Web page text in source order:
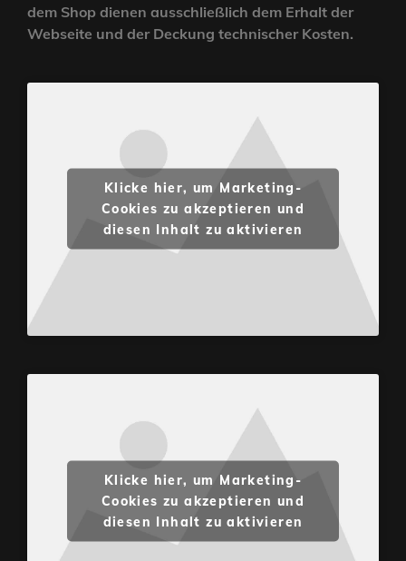
dem Shop dienen ausschließlich dem Erhalt der
Webseite und der Deckung technischer Kosten.
Klicke hier, um Marketing-
Cookies zu akzeptieren und
diesen Inhalt zu aktivieren
Klicke hier, um Marketing-
Cookies zu akzeptieren und
diesen Inhalt zu aktivieren